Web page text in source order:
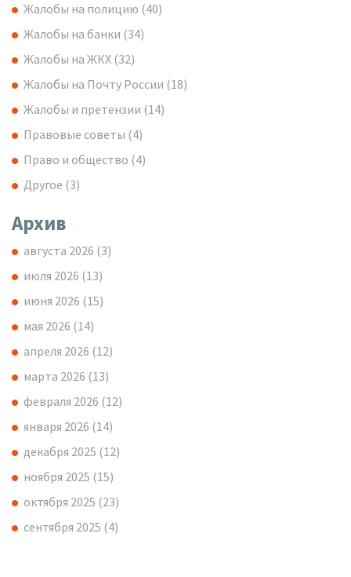
Жалобы на полицию (40)
Жалобы на банки (34)
Жалобы на ЖКХ (32)
Жалобы на Почту России (18)
Жалобы и претензии (14)
Правовые советы (4)
Право и общество (4)
Другое (3)
Архив
августа 2026 (3)
июля 2026 (13)
июня 2026 (15)
мая 2026 (14)
апреля 2026 (12)
марта 2026 (13)
февраля 2026 (12)
января 2026 (14)
декабря 2025 (12)
ноября 2025 (15)
октября 2025 (23)
сентября 2025 (4)